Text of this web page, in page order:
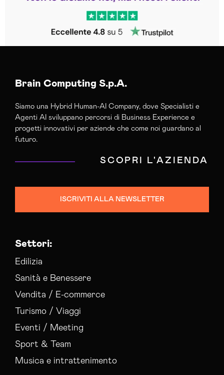
Brain Computing S.p.A.
Siamo una Hybrid Human-AI Company, dove Specialisti e
Agenti AI sviluppano percorsi di Business Experience e
progetti innovativi per aziende che come noi guardano al
futuro.
SCOPRI L'AZIENDA
ISCRIVITI ALLA NEWSLETTER
Settori:
Edilizia
Sanità e Benessere
Vendita / E-commerce
Turismo / Viaggi
Eventi / Meeting
Sport & Team
Musica e intrattenimento